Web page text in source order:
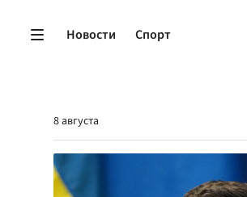
Новости Спорт
8 августа